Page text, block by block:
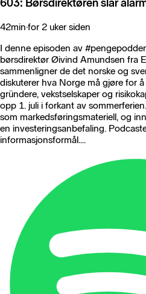
603: Børsdirektøren slår
42min·for 2 uker siden
I denne episoden av
børsdirektør Øivind Amundsen fra
sammenligner de det norske og
diskuterer hva Norge må gjøre for
gründere, vekstselskaper og
opp 1. juli i forkant av
som markedsføringsmateriell, og
en investeringsanbefaling.
informasjonsformål....